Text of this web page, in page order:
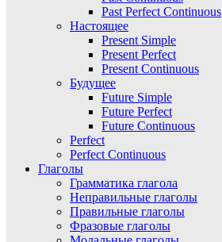
Past Perfect Continuous
Настоящее
Present Simple
Present Perfect
Present Continuous
Будущее
Future Simple
Future Perfect
Future Continuous
Perfect
Perfect Continuous
Глаголы
Грамматика глагола
Неправильные глаголы
Правильные глаголы
Фразовые глаголы